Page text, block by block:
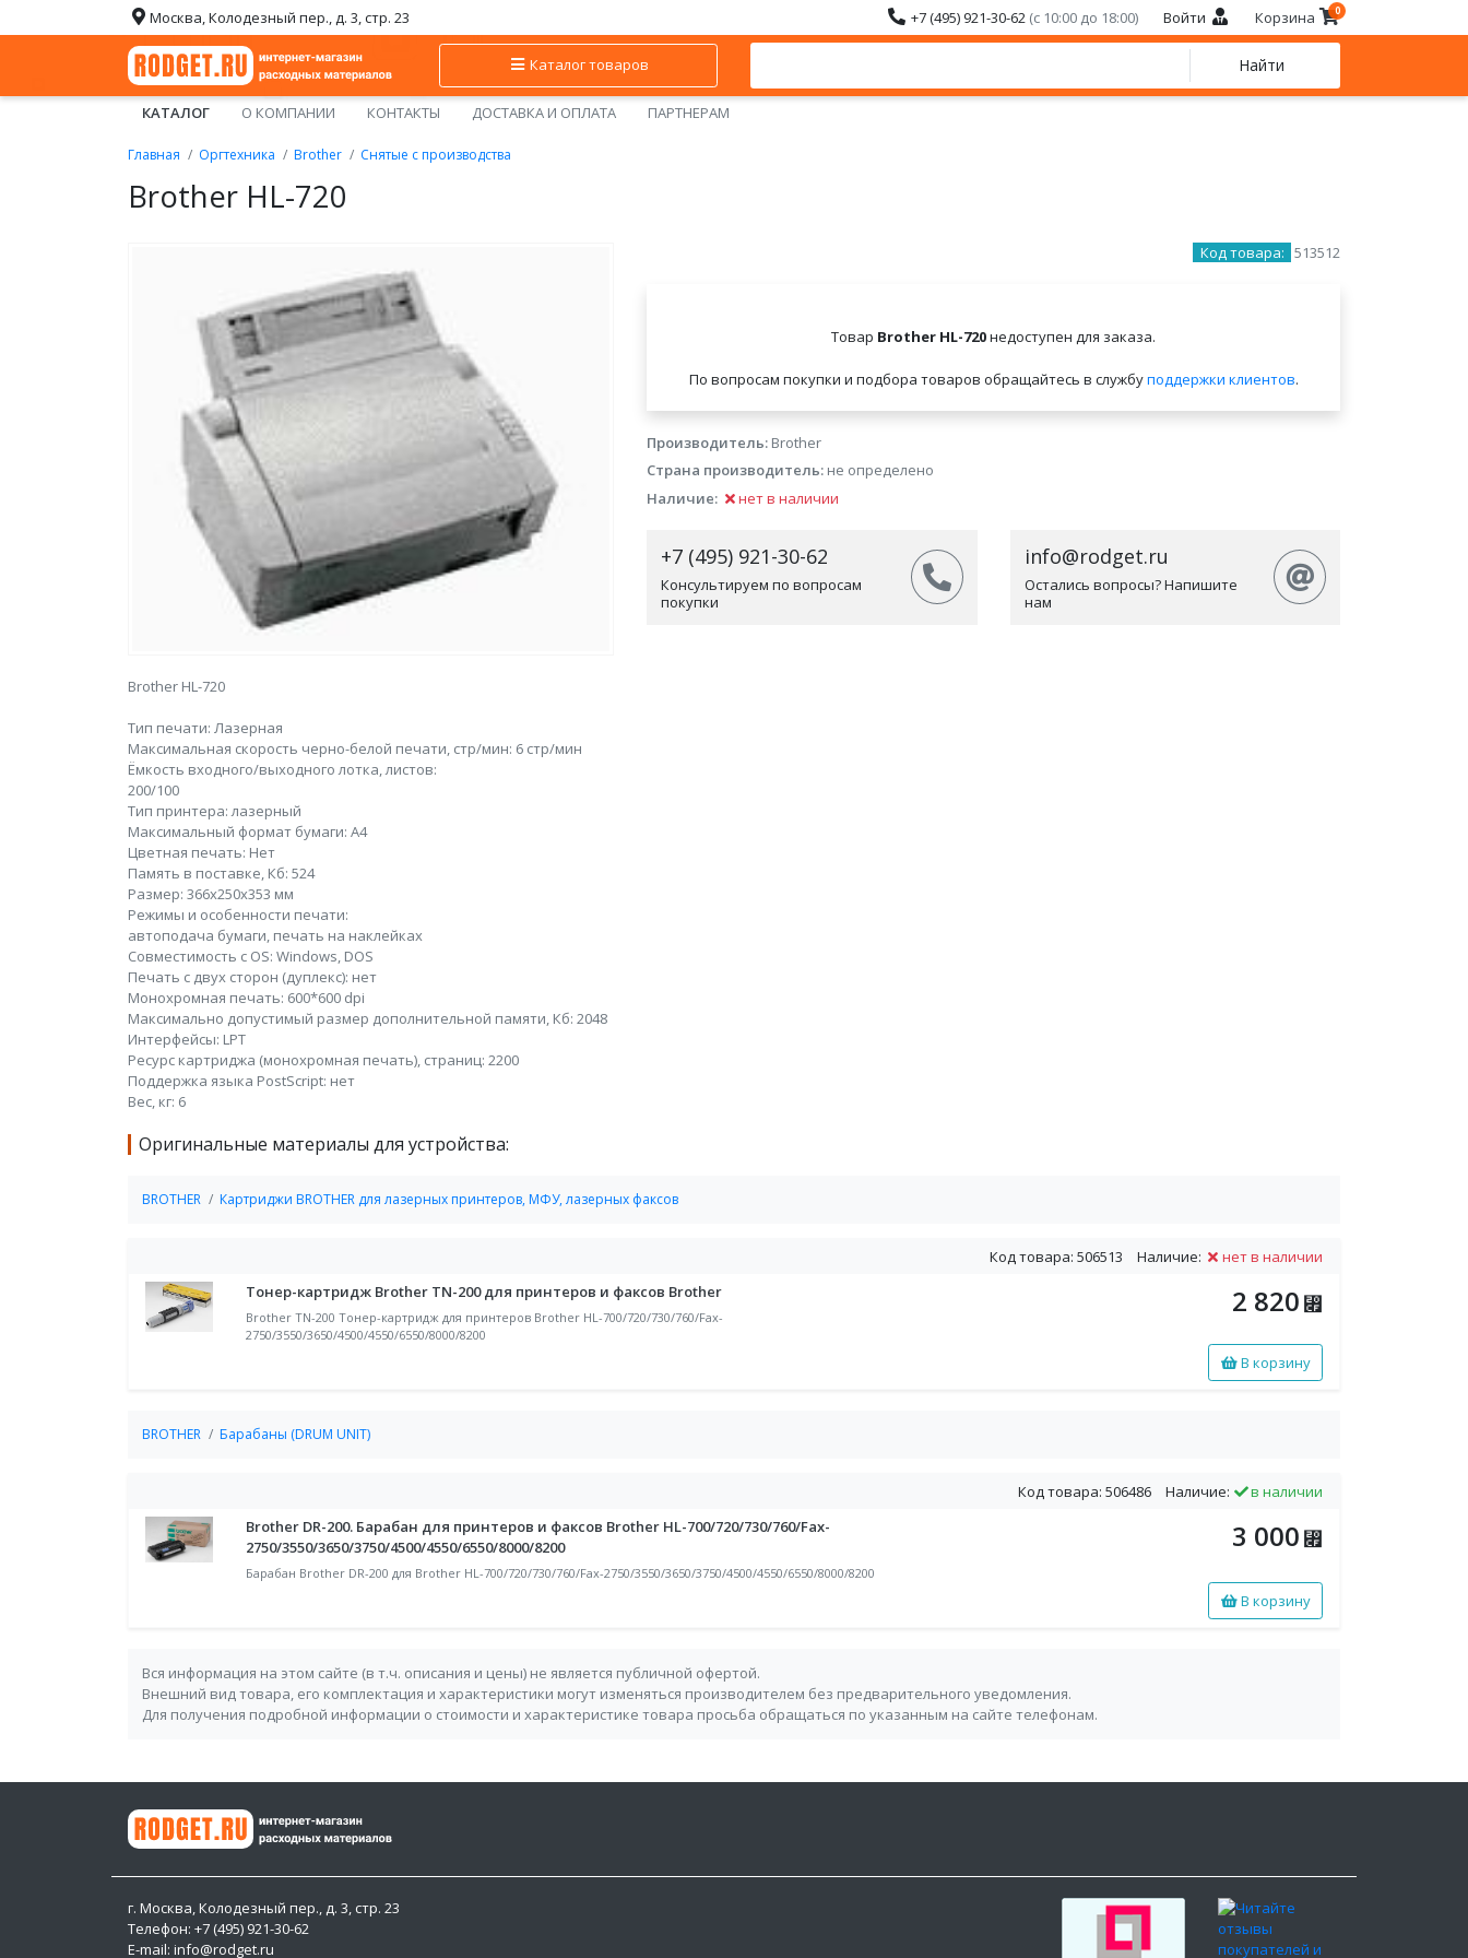
Москва, Колодезный пер., д. 3, стр. 23 +7 (495) 921-30-62 (с 10:00 до 18:00) Войти Корзина 0
Каталог товаров Найти
КАТАЛОГ О КОМПАНИИ КОНТАКТЫ ДОСТАВКА И ОПЛАТА ПАРТНЕРАМ
Главная Оргтехника Brother Снятые с производства
Brother HL-720
Код товара: 513512
Товар Brother HL-720недоступен для заказа.
По вопросам покупки и подбора товаров обращайтесь в службуподдержки клиентов.
Производитель: Brother
Страна производитель: не определено
Наличие:
нет в наличии
+7 (495) 921-30-62
Консультируем по вопросам
покупки
info@rodget.ru
Остались вопросы? Напишите
нам
Brother HL-720
Тип печати: Лазерная
Максимальная cкорость черно-белой печати, стр/мин: 6 стр/мин
Ёмкость входного/выходного лотка, листов:
200/100
Тип принтера: лазерный
Максимальный формат бумаги: A4
Цветная печать: Нет
Память в поставке, Кб: 524
Размер: 366x250x353 мм
Режимы и особенности печати:
автоподача бумаги, печать на наклейках
Совместимость с OS: Windows, DOS
Печать с двух сторон (дуплекс): нет
Монохромная печать: 600*600 dpi
Максимально допустимый размер дополнительной памяти, Кб: 2048
Интерфейсы: LPT
Ресурс картриджа (монохромная печать), страниц: 2200
Поддержка языка PostScript: нет
Вес, кг: 6
Оригинальные материалы для устройства:
BROTHER Картриджи BROTHER для лазерных принтеров, МФУ, лазерных факсов
Код товара: 506513 Наличие:
нет в наличии
Тонер-картридж Brother TN-200 для принтеров и факсов Brother
Brother TN-200 Тонер-картридж для принтеров Brother HL-700/720/730/760/Fax-
2750/3550/3650/4500/4550/6550/8000/8200
2 820 ⃏
В корзину
BROTHER Барабаны (DRUM UNIT)
Код товара: 506486 Наличие:
в наличии
Brother DR-200. Барабан для принтеров и факсов Brother HL-700/720/730/760/Fax-
2750/3550/3650/3750/4500/4550/6550/8000/8200
Барабан Brother DR-200 для Brother HL-700/720/730/760/Fax-2750/3550/3650/3750/4500/4550/6550/8000/8200
3 000 ⃏
В корзину
Вся информация на этом сайте (в т.ч. описания и цены) не является публичной офертой.
Внешний вид товара, его комплектация и характеристики могут изменяться производителем без предварительного уведомления.
Для получения подробной информации о стоимости и характеристике товара просьба обращаться по указанным на сайте телефонам.
г. Москва, Колодезный пер., д. 3, стр. 23
Телефон: +7 (495) 921-30-62
E-mail: info@rodget.ru